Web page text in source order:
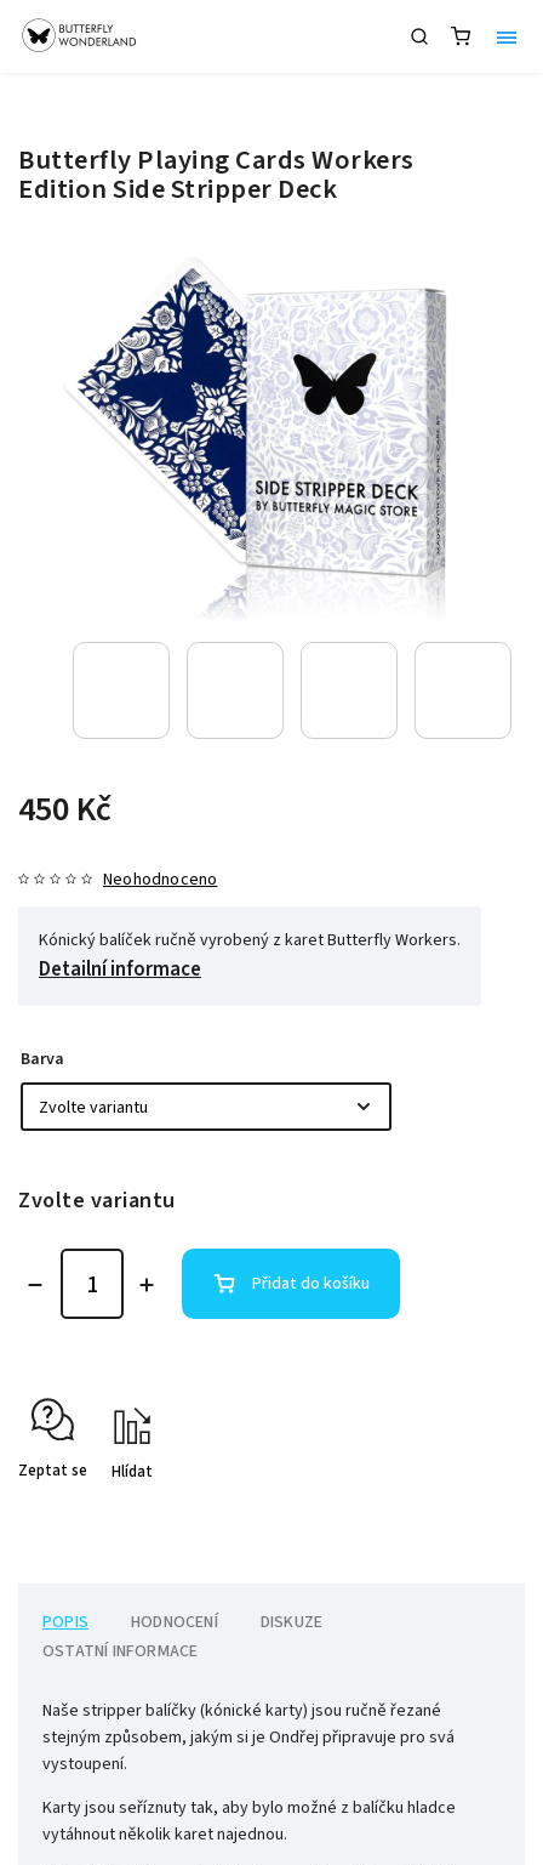
Butterfly Playing Cards Workers
Edition Side Stripper Deck
450 Kč
Neohodnoceno
Kónický balíček ručně vyrobený z karet Butterfly Workers.
Detailní informace
Barva
Zvolte variantu
Přidat do košíku
Zeptat se Hlídat
POPIS HODNOCENÍ
DISKUZE
OSTATNÍ INFORMACE
Naše stripper balíčky (kónické karty) jsou ručně řezané
stejným způsobem, jakým si je Ondřej připravuje pro svá
vystoupení.
Karty jsou seříznuty tak, aby bylo možné z balíčku hladce
vytáhnout několik karet najednou.